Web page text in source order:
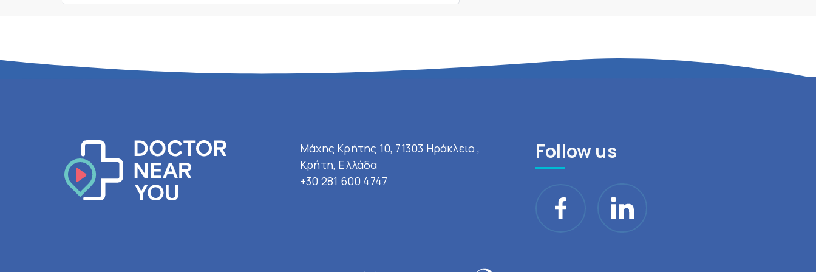
Μάχης Κρήτης 10, 71303 Ηράκλειο ,
Κρήτη, Ελλάδα
+30 281 600 4747
Follow us